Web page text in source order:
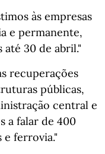
às empresas
e permanente,
30 de abril."
recuperações
públicas,
central e
a falar de 400
e ferrovia."